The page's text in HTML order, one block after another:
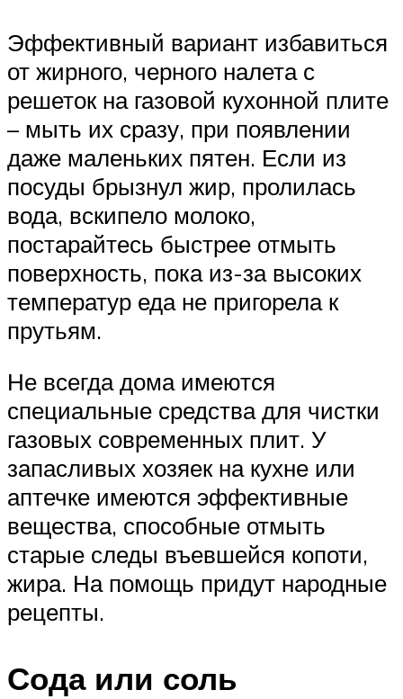
Эффективный вариант избавиться
от жирного, черного налета с
решеток на газовой кухонной плите
– мыть их сразу, при появлении
даже маленьких пятен. Если из
посуды брызнул жир, пролилась
вода, вскипело молоко,
постарайтесь быстрее отмыть
поверхность, пока из-за высоких
температур еда не пригорела к
прутьям.
Не всегда дома имеются
специальные средства для чистки
газовых современных плит. У
запасливых хозяек на кухне или
аптечке имеются эффективные
вещества, способные отмыть
старые следы въевшейся копоти,
жира. На помощь придут народные
рецепты.
Сода или соль